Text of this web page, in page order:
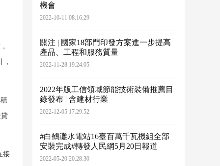
接
機會
2022-10-11 08:16:29
關注 | 國家18部門印發方案進一步提高
產品、工程和服務質量
2022-11-28 19:24:05
2022年版工信領域節能技術裝備推薦目
錄發布 | 含建材行業
2022-12-05 17:29:52
#白鶴灘水電站16臺百萬千瓦機組全部
安裝完成#轉發人民網5月20日報道
2022-05-20 20:28:30